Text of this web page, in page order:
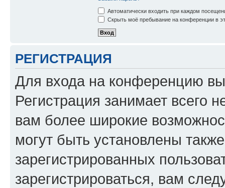
Автоматически входить при каждом
Скрыть моё пребывание на конференции в
РЕГИСТРАЦИЯ
Для входа на конференцию
Регистрация занимает всего
вам более широкие
могут быть установлены
зарегистрированных
зарегистрироваться, вам